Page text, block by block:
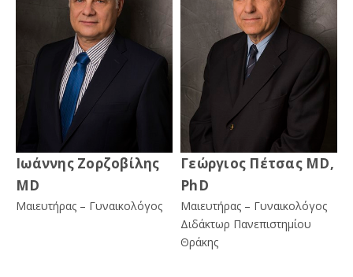
Ιωάννης Ζορζοβίλης
MD
Μαιευτήρας – Γυναικολόγος
Γεώργιος Πέτσας MD,
PhD
Μαιευτήρας – Γυναικολόγος
Διδάκτωρ Πανεπιστημίου
Θράκης